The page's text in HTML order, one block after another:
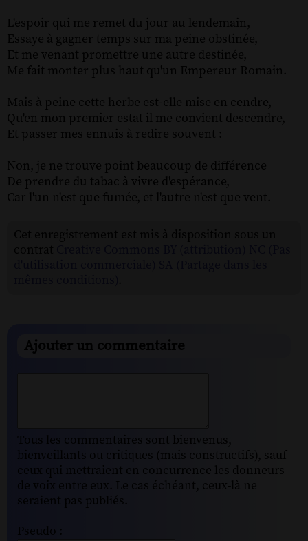
L'espoir qui me remet du jour au lendemain,
Essaye à gagner temps sur ma peine obstinée,
Et me venant promettre une autre destinée,
Me fait monter plus haut qu'un Empereur Romain.
Mais à peine cette herbe est-elle mise en cendre,
Qu'en mon premier estat il me convient descendre,
Et passer mes ennuis à redire souvent :
Non, je ne trouve point beaucoup de différence
De prendre du tabac à vivre d'espérance,
Car l'un n'est que fumée, et l'autre n'est que vent.
Ajouter un commentaire
Tous les commentaires sont bienvenus,
bienveillants ou critiques (mais constructifs), sauf
ceux qui mettraient en concurrence les donneurs
de voix entre eux. Le cas échéant, ceux-là ne
seraient pas publiés.
Pseudo :